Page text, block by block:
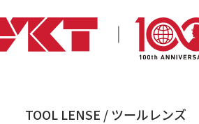
TOOL LENSE / ツールレンズ